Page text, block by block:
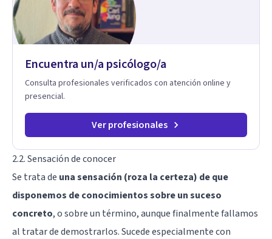
Encuentra un/a psicólogo/a
Consulta profesionales verificados con atención online y
presencial.
Ver profesionales
2.2. Sensación de conocer
Se trata de una sensación (roza la certeza) de que
disponemos de conocimientos sobre un suceso
concreto, o sobre un término, aunque finalmente fallamos
al tratar de demostrarlos. Sucede especialmente con